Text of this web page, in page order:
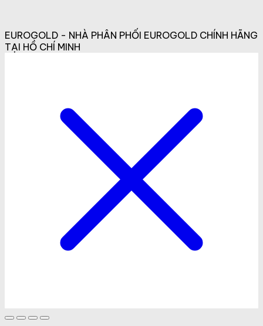
EUROGOLD - NHÀ PHÂN PHỐI EUROGOLD CHÍNH HÃNG
TẠI HỒ CHÍ MINH